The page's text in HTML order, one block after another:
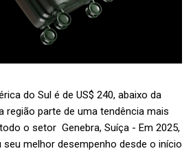
do Sul é de US$ 240, abaixo da
região parte de uma tendência mais
o setor Genebra, Suíça - Em 2025,
melhor desempenho desde o início